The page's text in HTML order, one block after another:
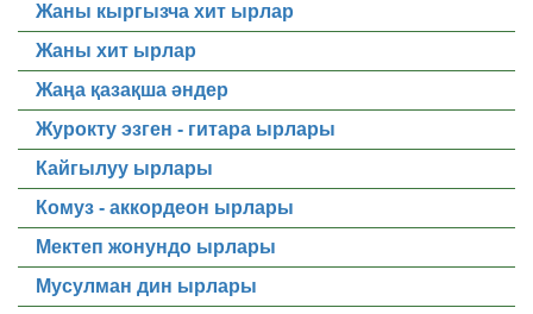
Жаны кыргызча хит ырлар
Жаны хит ырлар
Жаңа қазақша әндер
Журокту эзген - гитара ырлары
Кайгылуу ырлары
Комуз - аккордеон ырлары
Мектеп жонундо ырлары
Мусулман дин ырлары